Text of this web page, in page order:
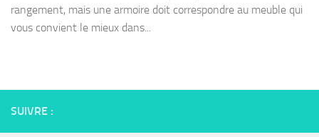
rangement, mais une armoire doit correspondre au meuble qui
vous convient le mieux dans...
SUIVRE :